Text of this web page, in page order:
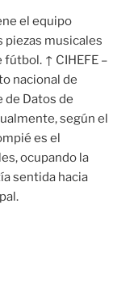
el equipo
piezas musicales
↑ CIHEFE –
nacional de
de Datos de
según el
es el
ocupando la
sentida hacia